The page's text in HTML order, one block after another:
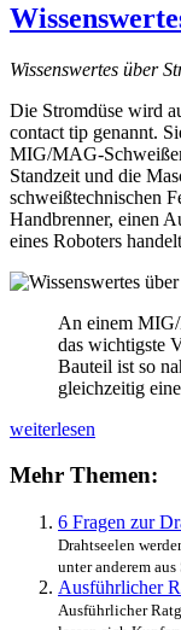
Wissenswertes über
Die Stromdüse wird
contact tip genannt.
MIG/MAG-
Standzeit und die
schweißtechnischen
Handbrenner, einen
eines Roboters
An einem
das wichtigste
Bauteil ist so
gleichzeitig
Wissenswertes
Stromdüsen,
weiterlesen
Mehr Themen:
6 Fragen zur
Drahtseelen
unter anderem
Ausführlicher
Ausführlicher